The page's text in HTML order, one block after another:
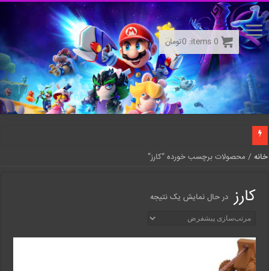
خانه / محصولات برچسب خورده “کارز”
کارز در حال نمایش یک نتیجه
0
items:
0تومان